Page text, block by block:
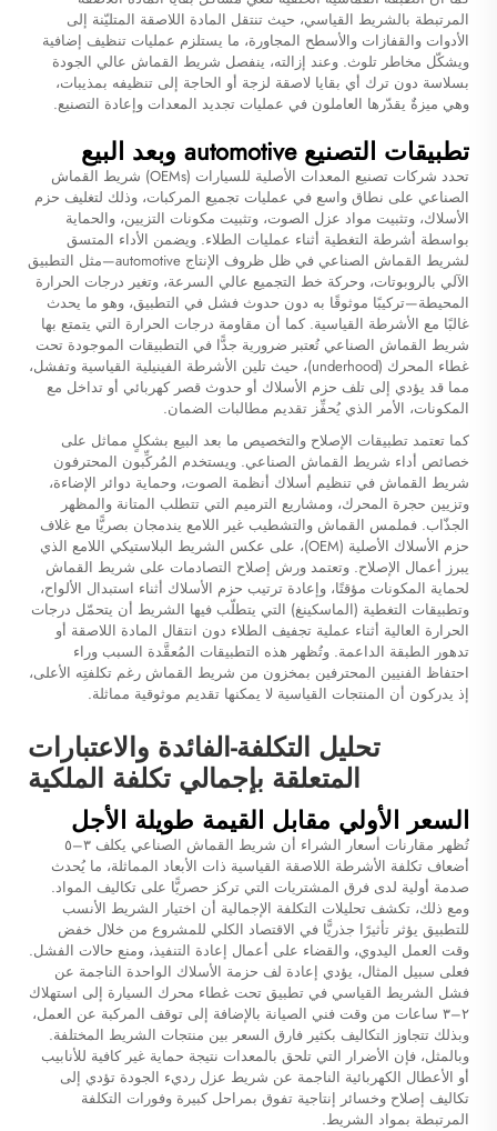
المرتبطة بالشريط القياسي، حيث تنتقل المادة اللاصقة المتليّنة إلى
الأدوات والقفازات والأسطح المجاورة، ما يستلزم عمليات تنظيف إضافية
ويشكّل مخاطر تلوث. وعند إزالته، ينفصل شريط القماش عالي الجودة
بسلاسة دون ترك أي بقايا لاصقة لزجة أو الحاجة إلى تنظيفه بمذيبات،
وهي ميزةٌ يقدّرها العاملون في عمليات تجديد المعدات وإعادة التصنيع.
تطبيقات التصنيع automotive وبعد البيع
تحدد شركات تصنيع المعدات الأصلية للسيارات (OEMs) شريط القماش
الصناعي على نطاق واسع في عمليات تجميع المركبات، وذلك لتغليف حزم
الأسلاك، وتثبيت مواد عزل الصوت، وتثبيت مكونات التزيين، والحماية
بواسطة أشرطة التغطية أثناء عمليات الطلاء. ويضمن الأداء المتسق
لشريط القماش الصناعي في ظل ظروف الإنتاج automotive—مثل التطبيق
الآلي بالروبوتات، وحركة خط التجميع عالي السرعة، وتغير درجات الحرارة
المحيطة—تركيبًا موثوقًا به دون حدوث فشل في التطبيق، وهو ما يحدث
غالبًا مع الأشرطة القياسية. كما أن مقاومة درجات الحرارة التي يتمتع بها
شريط القماش الصناعي تُعتبر ضرورية جدًّا في التطبيقات الموجودة تحت
غطاء المحرك (underhood)، حيث تلين الأشرطة الفينيلية القياسية وتفشل،
مما قد يؤدي إلى تلف حزم الأسلاك أو حدوث قصر كهربائي أو تداخل مع
المكونات، الأمر الذي يُحفِّز تقديم مطالبات الضمان.
كما تعتمد تطبيقات الإصلاح والتخصيص ما بعد البيع بشكلٍ مماثل على
خصائص أداء شريط القماش الصناعي. ويستخدم المُركِّبون المحترفون
شريط القماش في تنظيم أسلاك أنظمة الصوت، وحماية دوائر الإضاءة،
وتزيين حجرة المحرك، ومشاريع الترميم التي تتطلب المتانة والمظهر
الجذّاب. فملمس القماش والتشطيب غير اللامع يندمجان بصريًّا مع غلاف
حزم الأسلاك الأصلية (OEM)، على عكس الشريط البلاستيكي اللامع الذي
يبرز أعمال الإصلاح. وتعتمد ورش إصلاح التصادمات على شريط القماش
لحماية المكونات مؤقتًا، وإعادة ترتيب حزم الأسلاك أثناء استبدال الألواح،
وتطبيقات التغطية (الماسكينغ) التي يتطلّب فيها الشريط أن يتحمّل درجات
الحرارة العالية أثناء عملية تجفيف الطلاء دون انتقال المادة اللاصقة أو
تدهور الطبقة الداعمة. وتُظهر هذه التطبيقات المُعقَّدة السبب وراء
احتفاظ الفنيين المحترفين بمخزون من شريط القماش رغم تكلفتِه الأعلى،
إذ يدركون أن المنتجات القياسية لا يمكنها تقديم موثوقية مماثلة.
تحليل التكلفة-الفائدة والاعتبارات
المتعلقة بإجمالي تكلفة الملكية
السعر الأولي مقابل القيمة طويلة الأجل
تُظهر مقارنات أسعار الشراء أن شريط القماش الصناعي يكلف ٣–٥
أضعاف تكلفة الأشرطة اللاصقة القياسية ذات الأبعاد المماثلة، ما يُحدث
صدمة أولية لدى فرق المشتريات التي تركز حصريًّا على تكاليف المواد.
ومع ذلك، تكشف تحليلات التكلفة الإجمالية أن اختيار الشريط الأنسب
للتطبيق يؤثر تأثيرًا جذريًّا في الاقتصاد الكلي للمشروع من خلال خفض
وقت العمل اليدوي، والقضاء على أعمال إعادة التنفيذ، ومنع حالات الفشل.
فعلى سبيل المثال، يؤدي إعادة لف حزمة الأسلاك الواحدة الناجمة عن
فشل الشريط القياسي في تطبيق تحت غطاء محرك السيارة إلى استهلاك
٢–٣ ساعات من وقت فني الصيانة بالإضافة إلى توقف المركبة عن العمل،
وبذلك تتجاوز التكاليف بكثير فارق السعر بين منتجات الشريط المختلفة.
وبالمثل، فإن الأضرار التي تلحق بالمعدات نتيجة حماية غير كافية للأنابيب
أو الأعطال الكهربائية الناجمة عن شريط عزل رديء الجودة تؤدي إلى
تكاليف إصلاح وخسائر إنتاجية تفوق بمراحل كبيرة وفورات التكلفة
المرتبطة بمواد الشريط.